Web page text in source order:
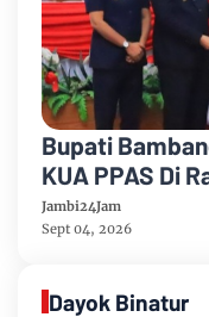
Bupati
KUA PPAS Di
Muarojambi
Jambi24Jam
Sept 04, 2026
Dayok Binatur